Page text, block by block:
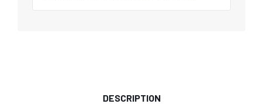
DESCRIPTION